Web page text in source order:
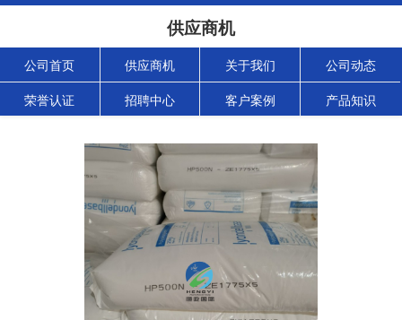
供应商机
公司首页 供应商机 关于我们 公司动态
荣誉认证 招聘中心 客户案例 产品知识